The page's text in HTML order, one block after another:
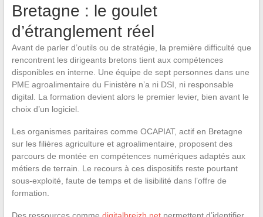
Bretagne : le goulet
d’étranglement réel
Avant de parler d’outils ou de stratégie, la première difficulté que
rencontrent les dirigeants bretons tient aux compétences
disponibles en interne. Une équipe de sept personnes dans une
PME agroalimentaire du Finistère n’a ni DSI, ni responsable
digital. La formation devient alors le premier levier, bien avant le
choix d’un logiciel.
Les organismes paritaires comme OCAPIAT, actif en Bretagne
sur les filières agriculture et agroalimentaire, proposent des
parcours de montée en compétences numériques adaptés aux
métiers de terrain. Le recours à ces dispositifs reste pourtant
sous-exploité, faute de temps et de lisibilité dans l’offre de
formation.